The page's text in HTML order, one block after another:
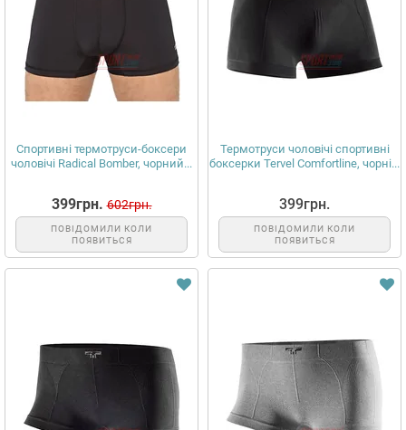
Спортивні термотруси-боксери
чоловічі Radical Bomber, чорний...
399грн. 602грн.
ПОВІДОМИЛИ КОЛИ
ПОЯВИТЬСЯ
Термотруси чоловічі спортивні
боксерки Tervel Comfortline, чорні...
399грн.
ПОВІДОМИЛИ КОЛИ
ПОЯВИТЬСЯ